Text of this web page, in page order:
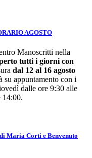
AGOSTO
Manoscritti nella
tutti i giorni con
dal 12 al 16 agosto
su appuntamento con i
dalle ore 9:30 alle
14:00.
Maria Corti e Benvenuto